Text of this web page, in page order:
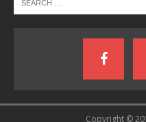
Copyright ©